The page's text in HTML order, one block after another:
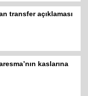
transfer açıklaması
kaslarına